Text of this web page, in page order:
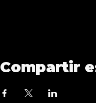
Compartir